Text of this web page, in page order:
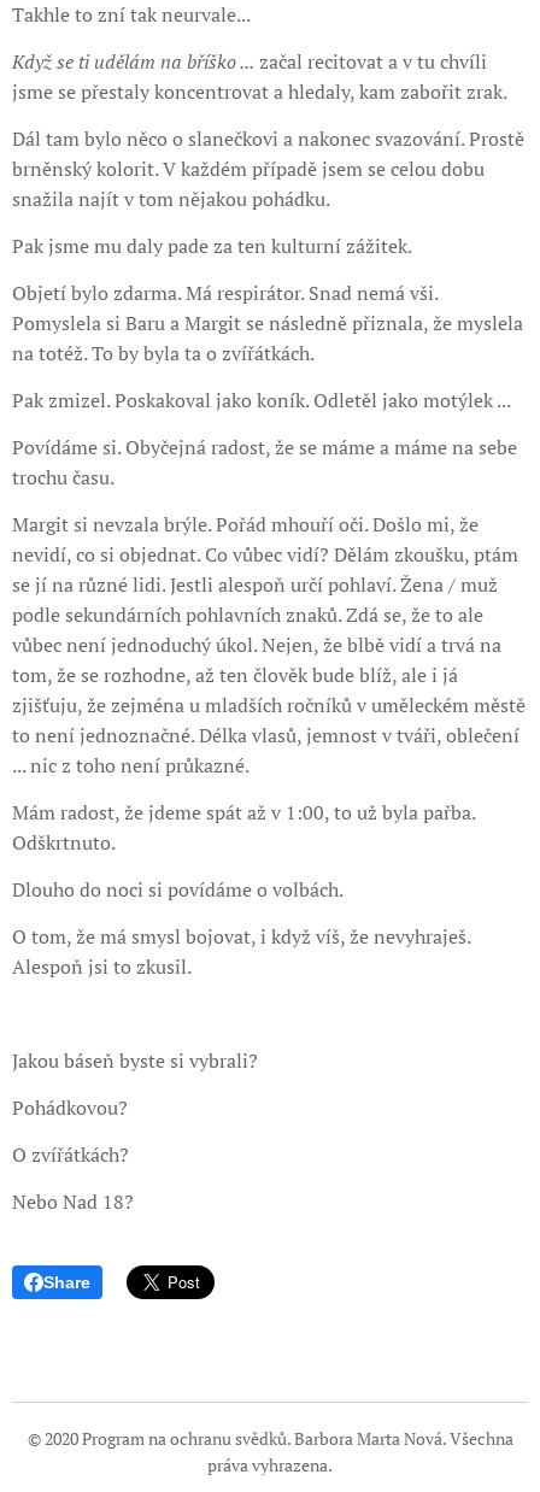
Takhle to zní tak neurvale...
Když se ti udělám na bříško ... začal recitovat a v tu chvíli
jsme se přestaly koncentrovat a hledaly, kam zabořit zrak.
Dál tam bylo něco o slanečkovi a nakonec svazování. Prostě
brněnský kolorit. V každém případě jsem se celou dobu
snažila najít v tom nějakou pohádku.
Pak jsme mu daly pade za ten kulturní zážitek.
Objetí bylo zdarma. Má respirátor. Snad nemá vši.
Pomyslela si Baru a Margit se následně přiznala, že myslela
na totéž. To by byla ta o zvířátkách.
Pak zmizel. Poskakoval jako koník. Odletěl jako motýlek ...
Povídáme si. Obyčejná radost, že se máme a máme na sebe
trochu času.
Margit si nevzala brýle. Pořád mhouří oči. Došlo mi, že
nevidí, co si objednat. Co vůbec vidí? Dělám zkoušku, ptám
se jí na různé lidi. Jestli alespoň určí pohlaví. Žena / muž
podle sekundárních pohlavních znaků. Zdá se, že to ale
vůbec není jednoduchý úkol. Nejen, že blbě vidí a trvá na
tom, že se rozhodne, až ten člověk bude blíž, ale i já
zjišťuju, že zejména u mladších ročníků v uměleckém městě
to není jednoznačné. Délka vlasů, jemnost v tváři, oblečení
... nic z toho není průkazné.
Mám radost, že jdeme spát až v 1:00, to už byla pařba.
Odškrtnuto.
Dlouho do noci si povídáme o volbách.
O tom, že má smysl bojovat, i když víš, že nevyhraješ.
Alespoň jsi to zkusil.
Jakou báseň byste si vybrali?
Pohádkovou?
O zvířátkách?
Nebo Nad 18?
Share
© 2020 Program na ochranu svědků. Barbora Marta Nová. Všechna
práva vyhrazena.